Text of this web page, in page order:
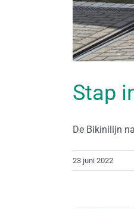
Stap
De Bikinilijn
23 juni 2022